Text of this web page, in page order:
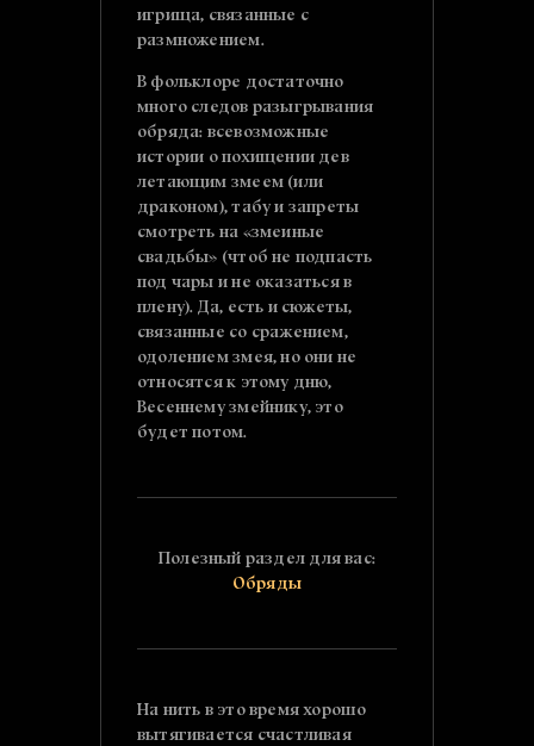
игрища, связанные с
размножением.
В фольклоре достаточно
много следов разыгрывания
обряда: всевозможные
истории о похищении дев
летающим змеем (или
драконом), табу и запреты
смотреть на «змеиные
свадьбы» (чтоб не подпасть
под чары и не оказаться в
плену). Да, есть и сюжеты,
связанные со сражением,
одолением змея, но они не
относятся к этому дню,
Весеннему змейнику, это
будет потом.
Полезный раздел для вас:
Обряды
На нить в это время хорошо
вытягивается счастливая